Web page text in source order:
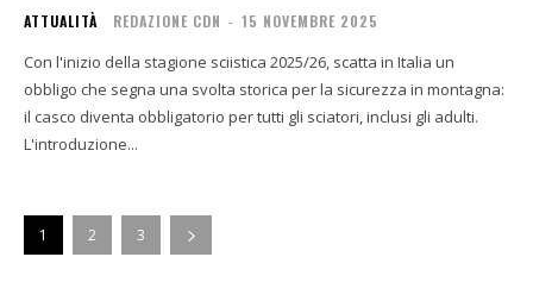
ATTUALITÀ REDAZIONE CDN - 15 NOVEMBRE 2025
Con l'inizio della stagione sciistica 2025/26, scatta in Italia un
obbligo che segna una svolta storica per la sicurezza in montagna:
il casco diventa obbligatorio per tutti gli sciatori, inclusi gli adulti.
L'introduzione...
1 2 3